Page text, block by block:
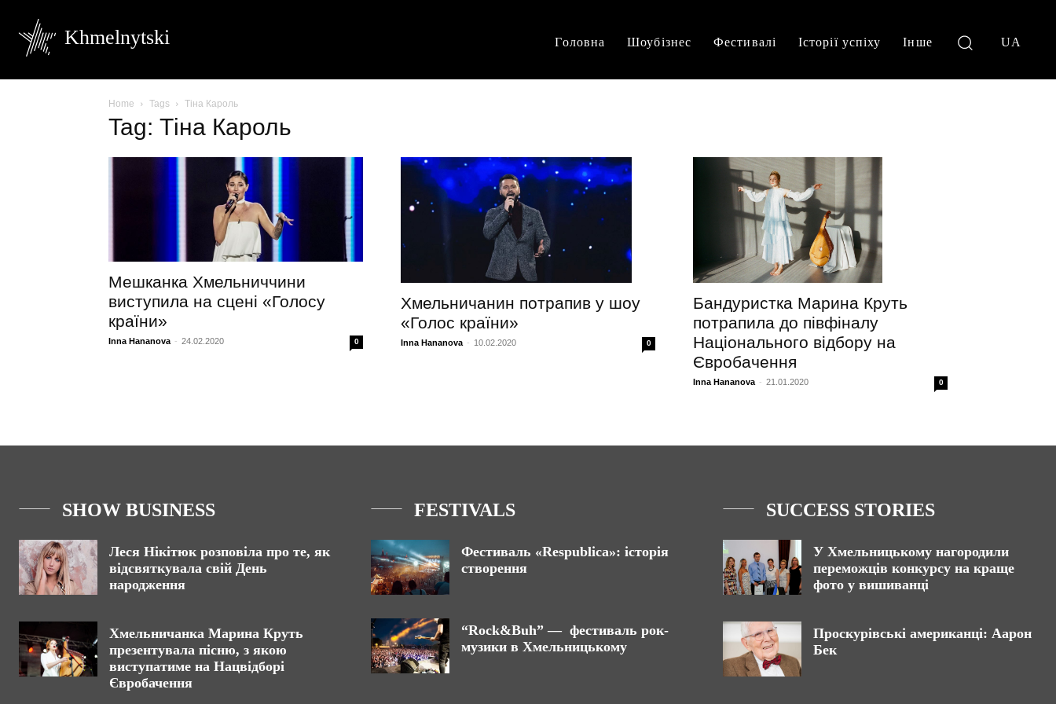
Khmelnytski Головна Шоубізнес Фестивалі Історії успіху Інше UA
Home Tags Тіна Кароль
Tag: Тіна Кароль
Мешканка Хмельниччини
виступила на сцені «Голосу
країни»
Inna Hananova - 24.02.2020 0
Хмельничанин потрапив у шоу
«Голос країни»
Inna Hananova - 10.02.2020 0
Бандуристка Марина Круть
потрапила до півфіналу
Національного відбору на
Євробачення
Inna Hananova - 21.01.2020 0
SHOW BUSINESS
Леся Нікітюк розповіла про те, як
відсвяткувала свій День
народження
Хмельничанка Марина Круть
презентувала пісню, з якою
виступатиме на Нацвідборі
Євробачення
FESTIVALS
Фестиваль «Respublica»: історія
створення
“Rock&Buh” — фестиваль рок-
музики в Хмельницькому
SUCCESS STORIES
У Хмельницькому нагородили
переможців конкурсу на краще
фото у вишиванці
Проскурівські американці: Аарон
Бек